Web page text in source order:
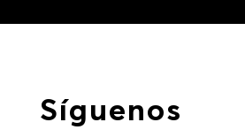
Síguenos